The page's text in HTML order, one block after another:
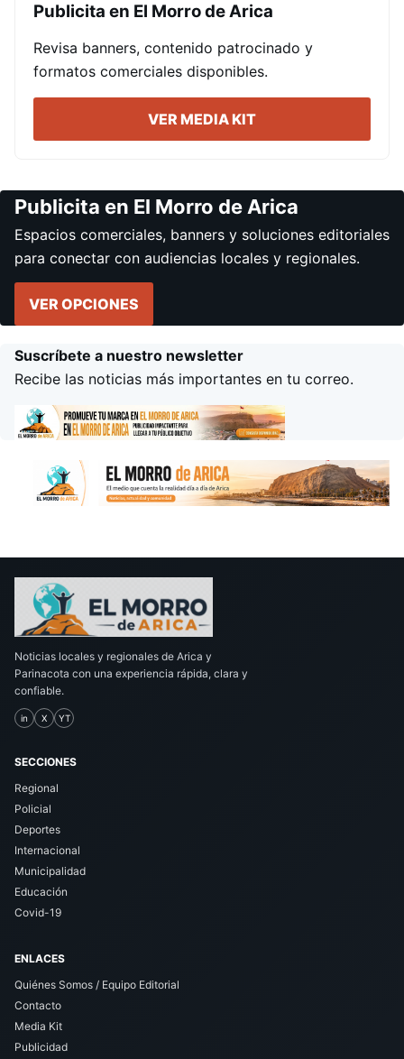
Publicita en El Morro de Arica
Revisa banners, contenido patrocinado y
formatos comerciales disponibles.
VER MEDIA KIT
Publicita en El Morro de Arica
Espacios comerciales, banners y soluciones editoriales
para conectar con audiencias locales y regionales.
VER OPCIONES
Suscríbete a nuestro newsletter
Recibe las noticias más importantes en tu correo.
Noticias locales y regionales de Arica y
Parinacota con una experiencia rápida, clara y
confiable.
in X YT
SECCIONES
Regional
Policial
Deportes
Internacional
Municipalidad
Educación
Covid-19
ENLACES
Quiénes Somos / Equipo Editorial
Contacto
Media Kit
Publicidad